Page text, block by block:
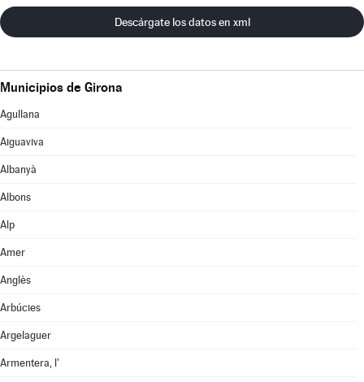
Descárgate los datos en xml
Municipios de Girona
Agullana
Aiguaviva
Albanyà
Albons
Alp
Amer
Anglès
Arbúcies
Argelaguer
Armentera, l'